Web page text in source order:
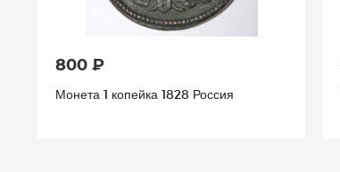
800 ₽
Монета 1 копейка 1828 Россия